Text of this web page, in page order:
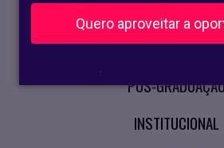
Quero aproveitar a
.
VESTIBULAR
CURSOS
PÓS-
INSTITUCIONAL